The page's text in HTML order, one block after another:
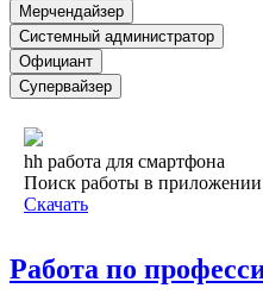
Мерчендайзер
Системный администратор
Официант
Супервайзер
hh работа для смартфона
Поиск работы в приложении
Скачать
Работа по